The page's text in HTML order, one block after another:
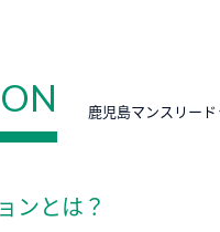
鹿児島マンスリー
ンとは？